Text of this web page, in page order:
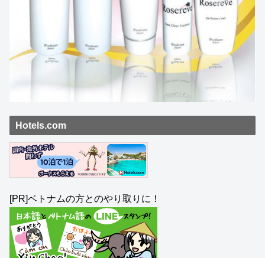
Hotels.com
[PR]ベトナムの方とのやり取りに！